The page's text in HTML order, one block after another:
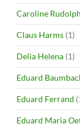
Caroline
Claus Harms (1)
Delia Helena (1)
Eduard
Eduard Ferrand
Eduard Maria